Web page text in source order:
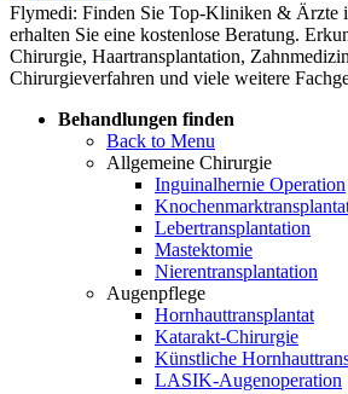
Flymedi: Finden Sie Top-Kliniken & Ärzte
erhalten Sie eine kostenlose Beratung.
Chirurgie, Haartransplantation,
Chirurgieverfahren und viele weitere
Behandlungen finden
Back to Menu
Allgemeine Chirurgie
Inguinalhernie Operation
Lebertransplantation
Mastektomie
Nierentransplantation
Augenpflege
Hornhauttransplantat
Katarakt-Chirurgie
Künstliche
LASIK-Augenoperation